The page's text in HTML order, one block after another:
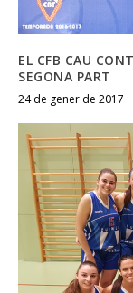
EL CFB CAU
SEGONA PART
24 de gener de 2017